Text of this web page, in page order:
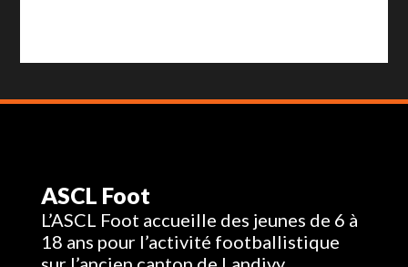
ASCL Foot
L’ASCL Foot accueille des jeunes de 6 à
18 ans pour l’activité footballistique